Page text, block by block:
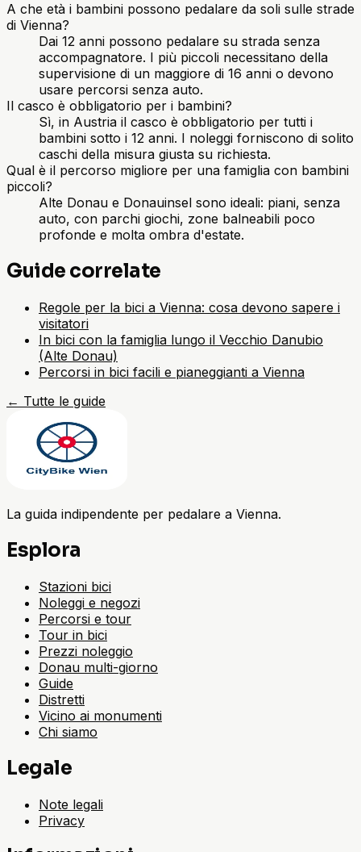
A che età i bambini possono pedalare da soli sulle strade
di Vienna?
Dai 12 anni possono pedalare su strada senza
accompagnatore. I più piccoli necessitano della
supervisione di un maggiore di 16 anni o devono
usare percorsi senza auto.
Il casco è obbligatorio per i bambini?
Sì, in Austria il casco è obbligatorio per tutti i
bambini sotto i 12 anni. I noleggi forniscono di solito
caschi della misura giusta su richiesta.
Qual è il percorso migliore per una famiglia con bambini
piccoli?
Alte Donau e Donauinsel sono ideali: piani, senza
auto, con parchi giochi, zone balneabili poco
profonde e molta ombra d'estate.
Guide correlate
Regole per la bici a Vienna: cosa devono sapere i
visitatori
In bici con la famiglia lungo il Vecchio Danubio
(Alte Donau)
Percorsi in bici facili e pianeggianti a Vienna
← Tutte le guide
La guida indipendente per pedalare a Vienna.
Esplora
Stazioni bici
Noleggi e negozi
Percorsi e tour
Tour in bici
Prezzi noleggio
Donau multi-giorno
Guide
Distretti
Vicino ai monumenti
Chi siamo
Legale
Note legali
Privacy